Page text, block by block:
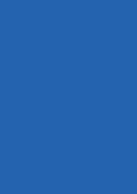
A der
2018)
der